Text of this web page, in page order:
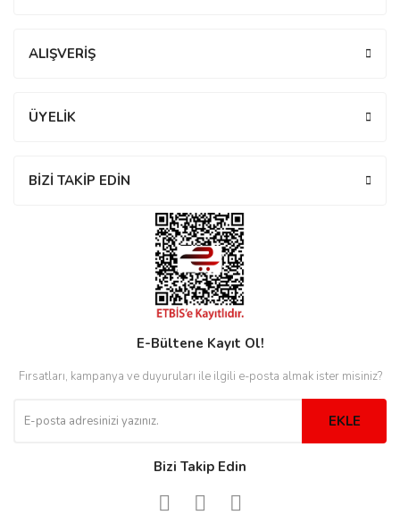
ALIŞVERİŞ
ÜYELİK
BİZİ TAKİP EDİN
E-Bültene Kayıt Ol!
Fırsatları, kampanya ve duyuruları ile ilgili e-posta almak ister misiniz?
EKLE
Bizi Takip Edin